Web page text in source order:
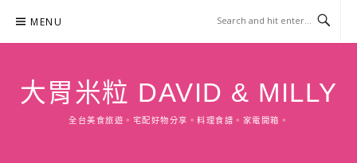
content
MENU
大胃米粒 DAVID & MILLY
全台美食旅遊。宅配好物分享。料理食譜。家電開箱。